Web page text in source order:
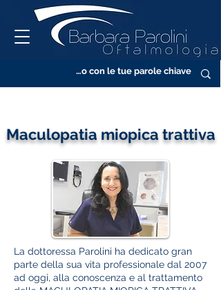
Maculopatia miopica trattiva
La dottoressa Parolini ha dedicato gran
parte della sua vita professionale dal 2007
ad oggi, alla conoscenza e al trattamento